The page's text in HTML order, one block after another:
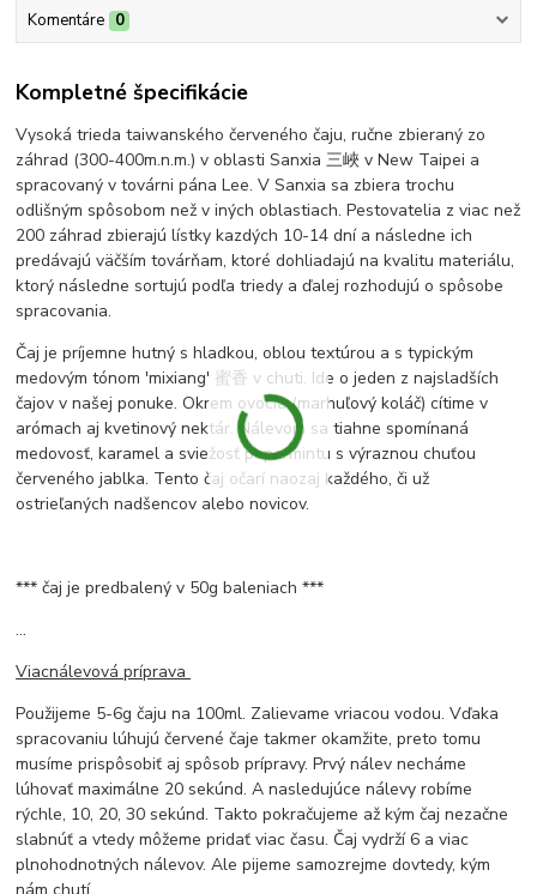
Komentáre 0
Kompletné špecifikácie
Vysoká trieda taiwanského červeného čaju, ručne zbieraný zo
záhrad (300-400m.n.m.) v oblasti Sanxia 三峽 v New Taipei a
spracovaný v továrni pána Lee. V Sanxia sa zbiera trochu
odlišným spôsobom než v iných oblastiach. Pestovatelia z viac než
200 záhrad zbierajú lístky kazdých 10-14 dní a následne ich
predávajú väčším továrňam, ktoré dohliadajú na kvalitu materiálu,
ktorý následne sortujú podľa triedy a ďalej rozhodujú o spôsobe
spracovania.
Čaj je príjemne hutný s hladkou, oblou textúrou a s typickým
medovým tónom 'mixiang' 蜜香 v chuti. Ide o jeden z najsladších
čajov v našej ponuke. Okrem ovocia (marhuľový koláč) cítime v
arómach aj kvetinový nektár. Nálevom sa tiahne spomínaná
medovosť, karamel a sviežosť pepermintu s výraznou chuťou
červeného jablka. Tento čaj očarí naozaj každého, či už
ostrieľaných nadšencov alebo novicov.
*** čaj je predbalený v 50g baleniach ***
...
Viacnálevová príprava
Použijeme 5-6g čaju na 100ml. Zalievame vriacou vodou. Vďaka
spracovaniu lúhujú červené čaje takmer okamžite, preto tomu
musíme prispôsobiť aj spôsob prípravy. Prvý nálev necháme
lúhovať maximálne 20 sekúnd. A nasledujúce nálevy robíme
rýchle, 10, 20, 30 sekúnd. Takto pokračujeme až kým čaj nezačne
slabnúť a vtedy môžeme pridať viac času. Čaj vydrží 6 a viac
plnohodnotných nálevov. Ale pijeme samozrejme dovtedy, kým